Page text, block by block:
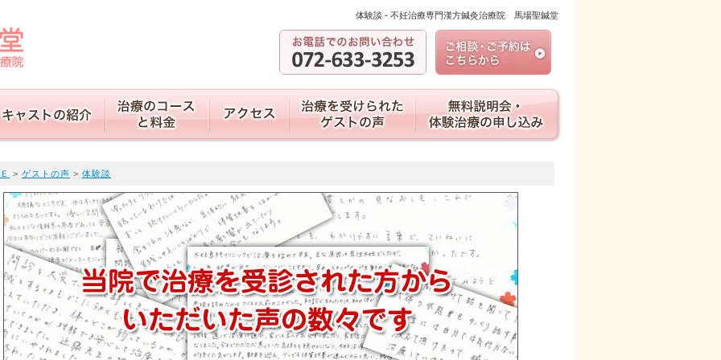
体験談 - 不妊治療専門漢方鍼灸治療院 馬場聖鍼堂
> ゲストの声 > 体験談